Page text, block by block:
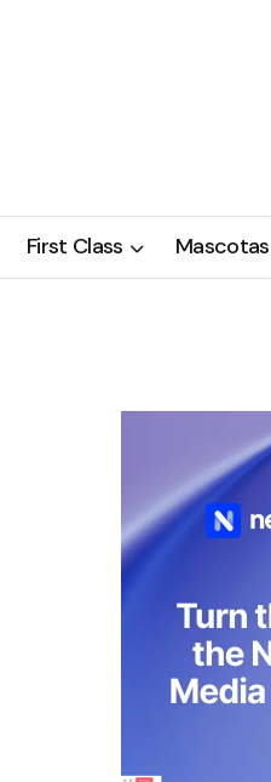
First Class Mascotas